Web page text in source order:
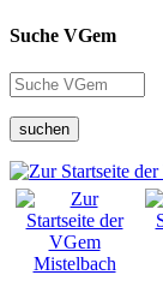
Suche VGem
suchen